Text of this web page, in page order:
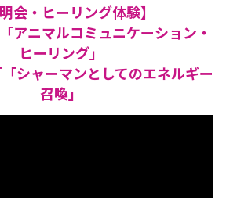
明会・ヒーリング体験】
アニマルコミュニケーション・
ヒーリング」
シャーマンとしてのエネルギー
召喚」